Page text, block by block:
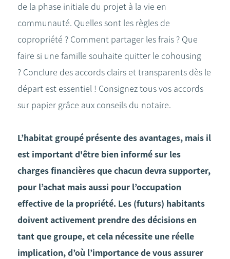
de la phase initiale du projet à la vie en
communauté. Quelles sont les règles de
copropriété ? Comment partager les frais ? Que
faire si une famille souhaite quitter le cohousing
? Conclure des accords clairs et transparents dès le
départ est essentiel ! Consignez tous vos accords
sur papier grâce aux conseils du notaire.
L’habitat groupé présente des avantages, mais il
est important d'être bien informé sur les
charges financières que chacun devra supporter,
pour l’achat mais aussi pour l’occupation
effective de la propriété. Les (futurs) habitants
doivent activement prendre des décisions en
tant que groupe, et cela nécessite une réelle
implication, d’où l’importance de vous assurer